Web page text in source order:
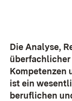
Die Analyse,
Kompetenzen
ist ein
beruflichen